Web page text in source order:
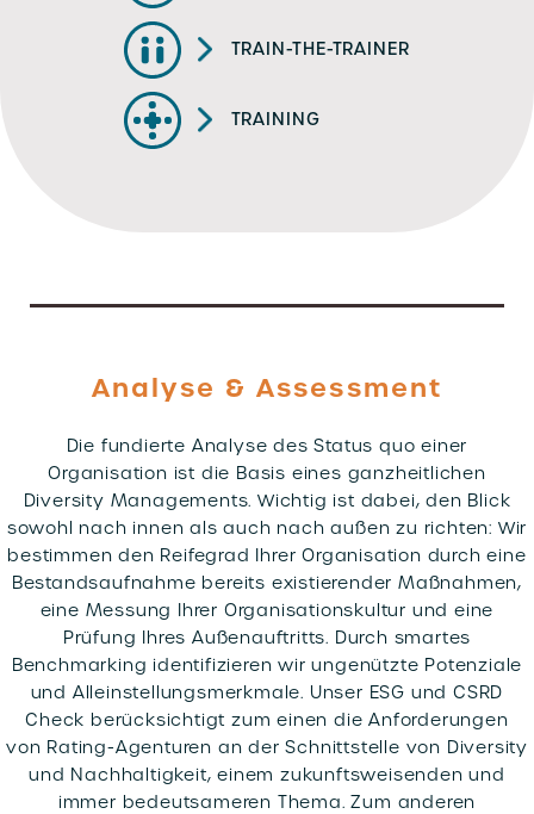
TRAIN-THE-TRAINER
TRAINING
Analyse & Assessment
Die fundierte Analyse des Status quo einer
Organisation ist die Basis eines ganzheitlichen
Diversity Managements. Wichtig ist dabei, den Blick
sowohl nach innen als auch nach außen zu richten: Wir
bestimmen den Reifegrad Ihrer Organisation durch eine
Bestandsaufnahme bereits existierender Maßnahmen,
eine Messung Ihrer Organisationskultur und eine
Prüfung Ihres Außenauftritts. Durch smartes
Benchmarking identifizieren wir ungenützte Potenziale
und Alleinstellungsmerkmale. Unser ESG und CSRD
Check berücksichtigt zum einen die Anforderungen
von Rating-Agenturen an der Schnittstelle von Diversity
und Nachhaltigkeit, einem zukunftsweisenden und
immer bedeutsameren Thema. Zum anderen